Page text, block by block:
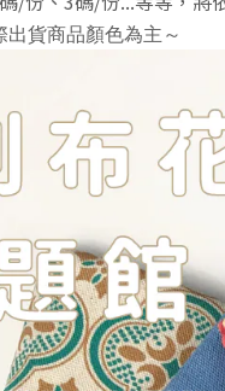
出貨商品顏色為主～